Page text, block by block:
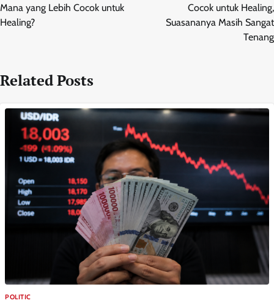
Mana yang Lebih Cocok untuk
Healing?
Cocok untuk Healing,
Suasananya Masih Sangat
Tenang
Related Posts
POLITIC